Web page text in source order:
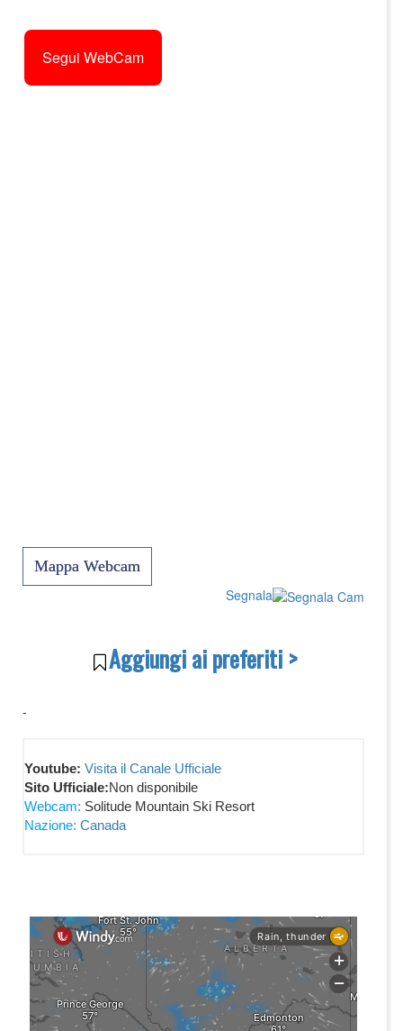
Mappa Webcam
Segnala
Aggiungi ai preferiti >
-
Youtube: Visita il Canale Ufficiale
Sito Ufficiale:Non disponibile
Webcam: Solitude Mountain Ski Resort
Nazione: Canada